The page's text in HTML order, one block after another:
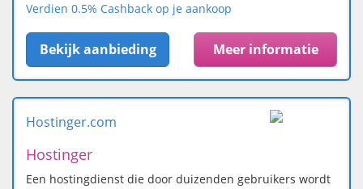
Verdien 0.5% Cashback op je aankoop
Bekijk aanbieding Meer informatie
Hostinger.com
Hostinger
Een hostingdienst die door duizenden gebruikers wordt